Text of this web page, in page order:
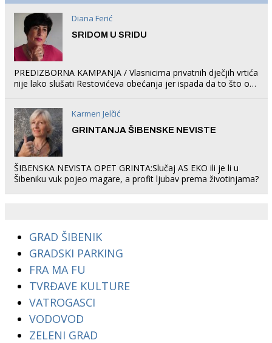
Diana Ferić
SRIDOM U SRIDU
PREDIZBORNA KAMPANJA / Vlasnicima privatnih dječjih vrtića
nije lako slušati Restovićeva obećanja jer ispada da to što oni
Karmen Jelčić
GRINTANJA ŠIBENSKE NEVISTE
ŠIBENSKA NEVISTA OPET GRINTA:Slučaj AS EKO ili je li u
Šibeniku vuk pojeo magare, a profit ljubav prema životinjama?
GRAD ŠIBENIK
GRADSKI PARKING
FRA MA FU
TVRĐAVE KULTURE
VATROGASCI
VODOVOD
ZELENI GRAD